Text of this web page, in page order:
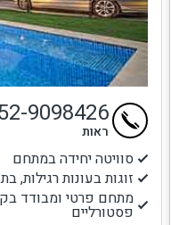
סוויטה יחידה במתחם
זוגות בעונות רגילות,
מתחם פרטי ומבודד
פסטורליים
9098426
ראות